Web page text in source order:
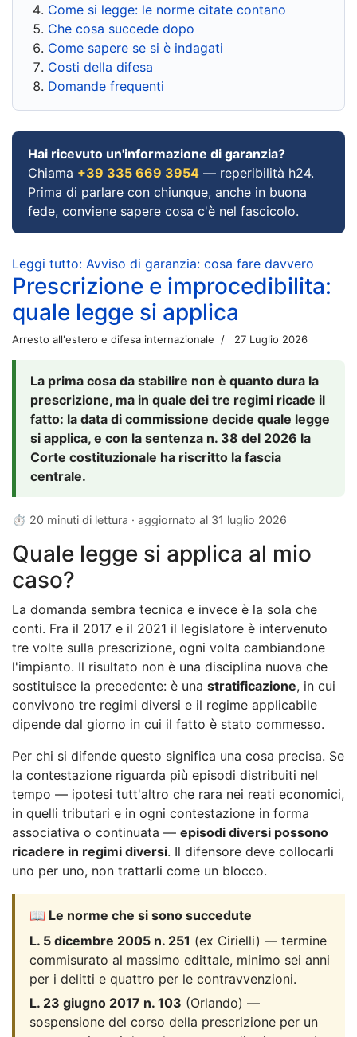
Come si legge: le norme citate contano
Che cosa succede dopo
Come sapere se si è indagati
Costi della difesa
Domande frequenti
Hai ricevuto un'informazione di garanzia?
Chiama +39 335 669 3954 — reperibilità h24.
Prima di parlare con chiunque, anche in buona
fede, conviene sapere cosa c'è nel fascicolo.
Leggi tutto: Avviso di garanzia: cosa fare davvero
Prescrizione e improcedibilita:
quale legge si applica
Arresto all'estero e difesa internazionale 27 Luglio 2026
La prima cosa da stabilire non è quanto dura la
prescrizione, ma in quale dei tre regimi ricade il
fatto: la data di commissione decide quale legge
si applica, e con la sentenza n. 38 del 2026 la
Corte costituzionale ha riscritto la fascia
centrale.
⏱ 20 minuti di lettura · aggiornato al 31 luglio 2026
Quale legge si applica al mio
caso?
La domanda sembra tecnica e invece è la sola che
conti. Fra il 2017 e il 2021 il legislatore è intervenuto
tre volte sulla prescrizione, ogni volta cambiandone
l'impianto. Il risultato non è una disciplina nuova che
sostituisce la precedente: è una stratificazione, in cui
convivono tre regimi diversi e il regime applicabile
dipende dal giorno in cui il fatto è stato commesso.
Per chi si difende questo significa una cosa precisa. Se
la contestazione riguarda più episodi distribuiti nel
tempo — ipotesi tutt'altro che rara nei reati economici,
in quelli tributari e in ogni contestazione in forma
associativa o continuata — episodi diversi possono
ricadere in regimi diversi. Il difensore deve collocarli
uno per uno, non trattarli come un blocco.
📖 Le norme che si sono succedute
L. 5 dicembre 2005 n. 251 (ex Cirielli) — termine
commisurato al massimo edittale, minimo sei anni
per i delitti e quattro per le contravvenzioni.
L. 23 giugno 2017 n. 103 (Orlando) —
sospensione del corso della prescrizione per un